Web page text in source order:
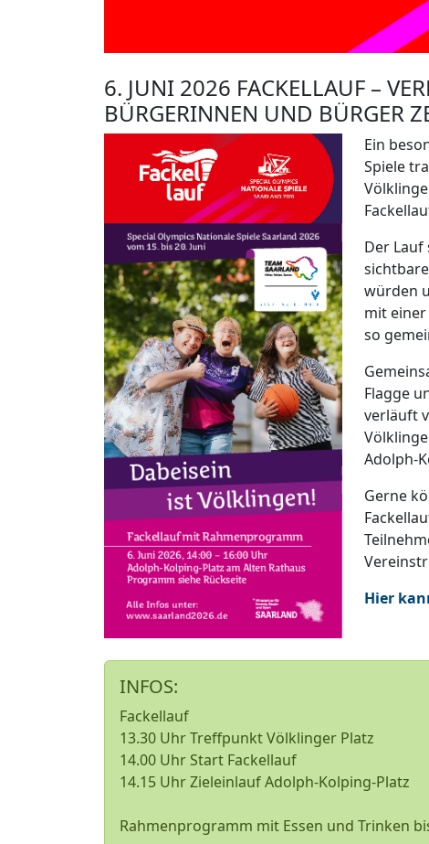
6. JUNI 2026 FACKELLAUF –
BÜRGERINNEN UND BÜRGER
Ein
Spiele
Der
würden
mit
so
Flagge
verläuft
Adolph-
Gerne
Hier
INFOS:
Fackellauf
13.30 Uhr Treffpunkt Völklinger Platz
14.00 Uhr Start Fackellauf
14.15 Uhr Zieleinlauf Adolph-Kolping-Platz
Rahmenprogramm mit Essen und Trinken